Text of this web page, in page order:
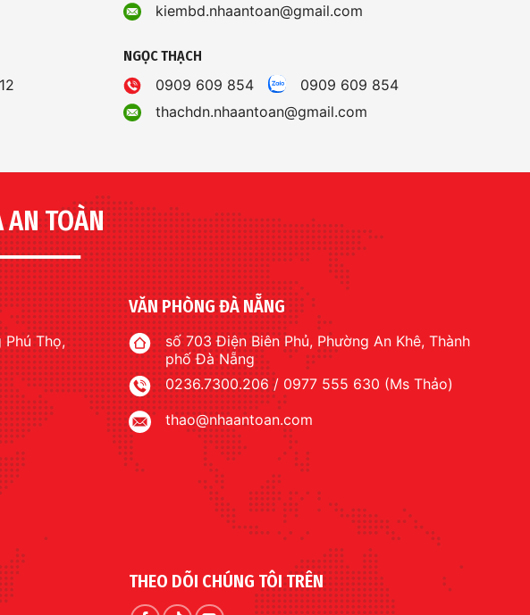
kiembd.nhaantoan@gmail.com
NGỌC THẠCH
0909 609 854
0909 609 854
thachdn.nhaantoan@gmail.com
AN TOÀN
Thọ,
VĂN PHÒNG ĐÀ NẴNG
số 703 Điện Biên Phủ, Phường An Khê, Thành
phố Đà Nẵng
0236.7300.206 / 0977 555 630 (Ms Thảo)
thao@nhaantoan.com
THEO DÕI CHÚNG TÔI TRÊN